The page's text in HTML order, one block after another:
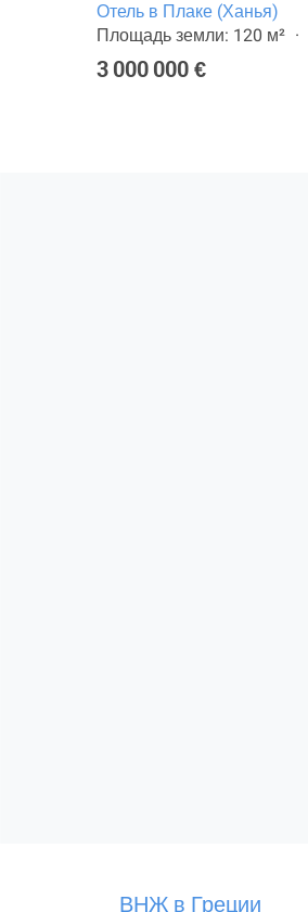
Отель в Плаке (Ханья)
Площадь земли: 120 м²
3 000 000 €
ВНЖ в Греции